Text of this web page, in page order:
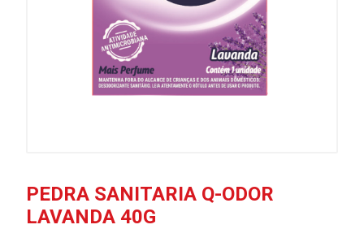
PEDRA SANITARIA Q-ODOR
LAVANDA 40G